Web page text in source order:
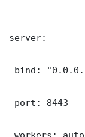
server:
bind:
port: 8443
workers: